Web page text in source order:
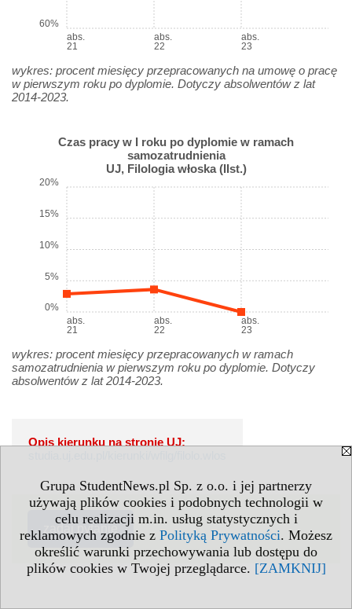
Grupa StudentNews.pl Sp. z o.o. i jej partnerzy
używają plików cookies i podobnych technologii w
celu realizacji m.in. usług statystycznych i
reklamowych zgodnie z Polityką Prywatności. Możesz
określić warunki przechowywania lub dostępu do
plików cookies w Twojej przeglądarce. [ZAMKNIJ]
abs.
21
abs.
22
abs.
23
60%
wykres: procent miesięcy przepracowanych na umowę o pracę
w pierwszym roku po dyplomie. Dotyczy absolwentów z lat
2014-2023.
Czas pracy w I roku po dyplomie w ramach
samozatrudnienia
UJ, Filologia włoska (IIst.)
abs.
21
abs.
22
abs.
23
0%
5%
10%
15%
20%
wykres: procent miesięcy przepracowanych w ramach
samozatrudnienia w pierwszym roku po dyplomie. Dotyczy
absolwentów z lat 2014-2023.
Opis kierunku na stronie UJ:
zadaj pytanie